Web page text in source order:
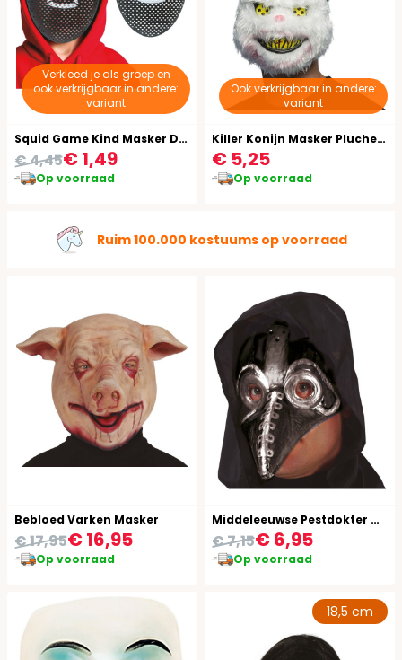
Verkleed je als groep en
ook verkrijgbaar in andere:
variant
Squid Game Kind Masker Driehoek
€ 1,49
€ 4,45
Op voorraad
Ook verkrijgbaar in andere:
variant
Killer Konijn Masker Pluche Halloween
€ 5,25
Op voorraad
Ruim 100.000 kostuums op voorraad
Bebloed Varken Masker
€ 16,95
€ 17,95
Op voorraad
Middeleeuwse Pestdokter Masker
€ 6,95
€ 7,15
Op voorraad
18,5 cm